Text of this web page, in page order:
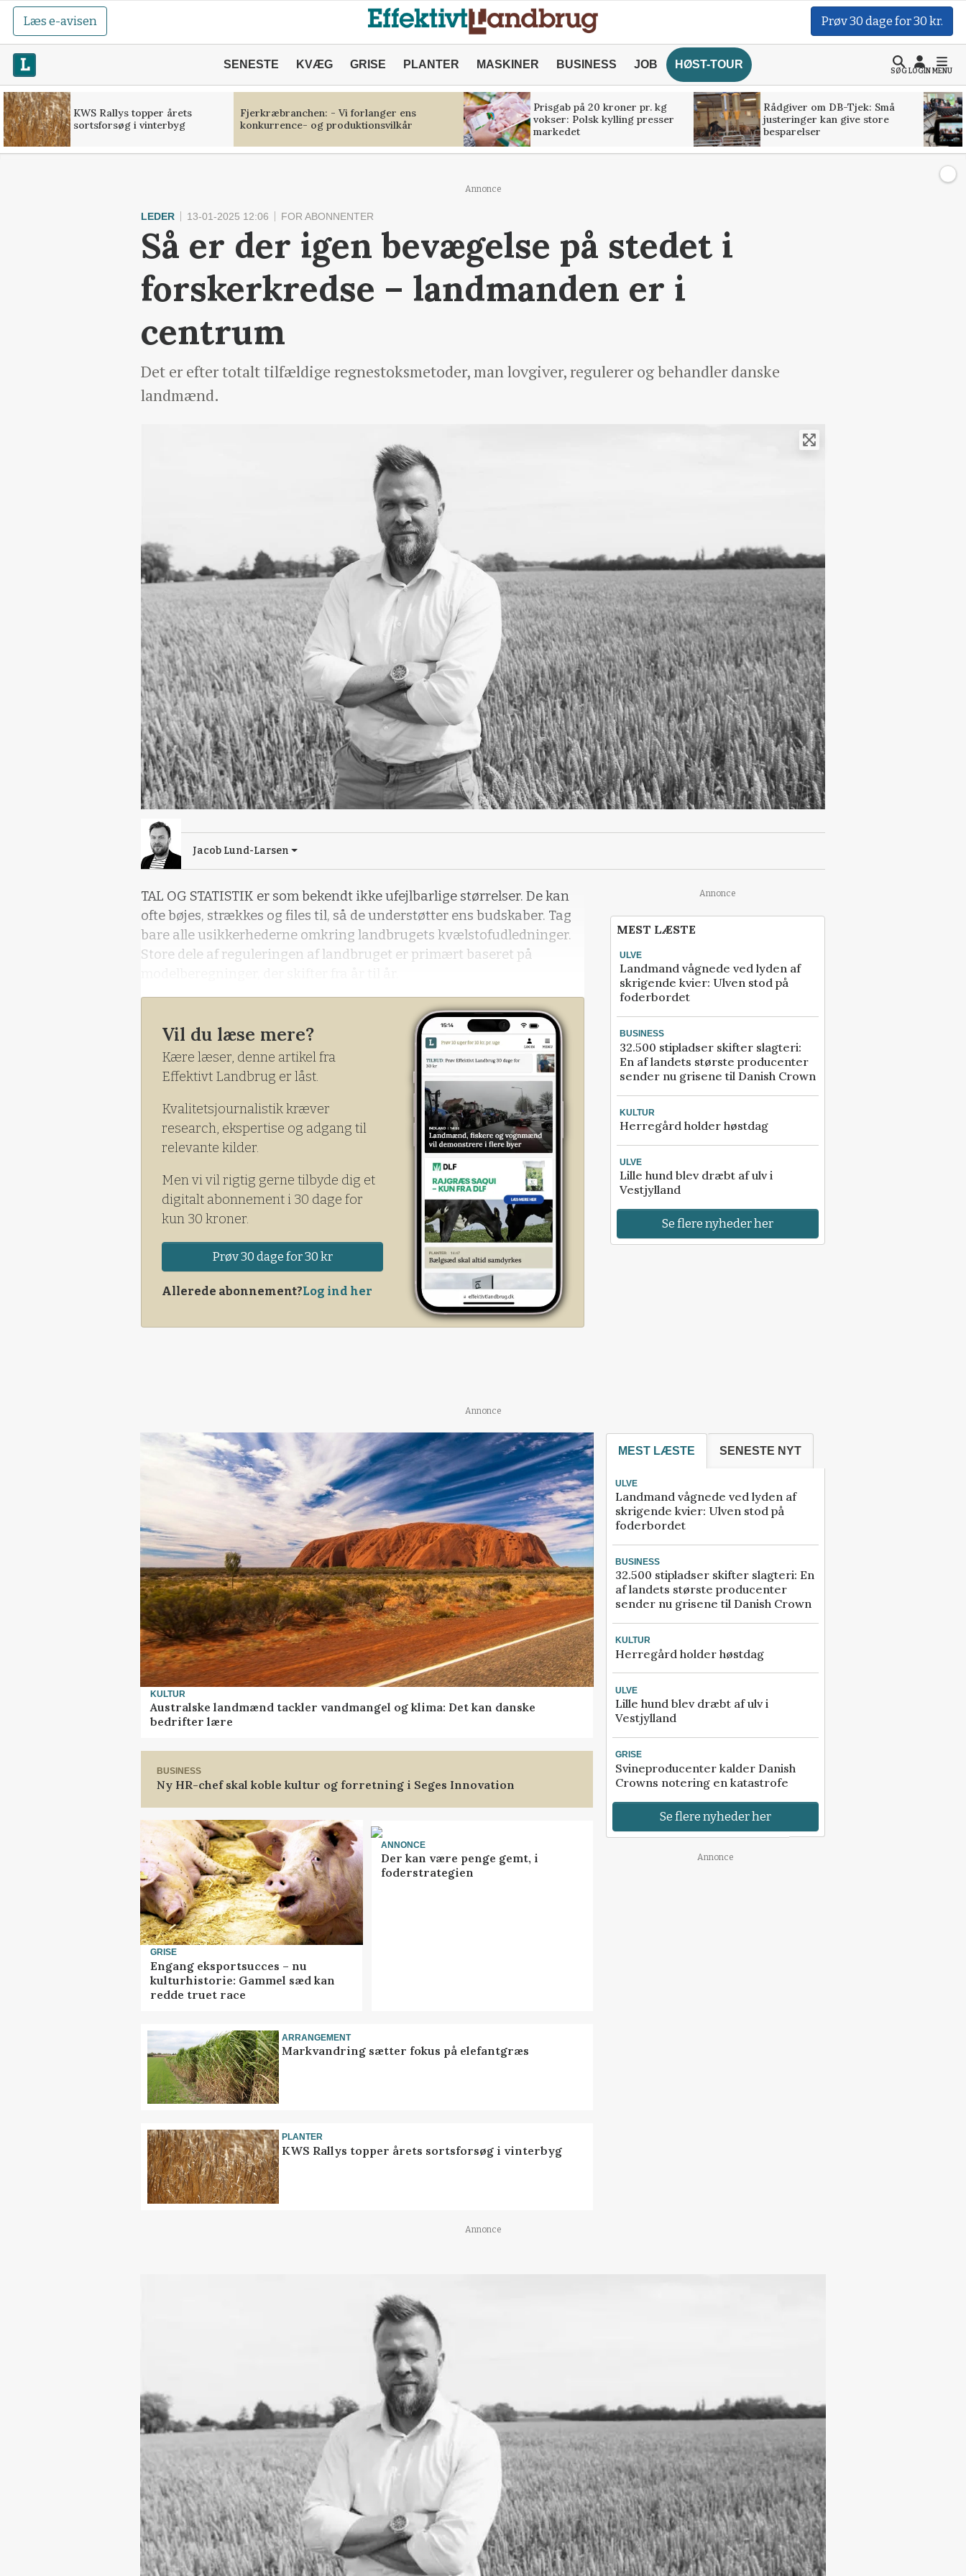
Læs e-avisen Prøv 30 dage for 30 kr.
SENESTE KVÆG GRISE PLANTER MASKINER BUSINESS JOB HØST-TOUR
SØGLOGINMENU
KWS Rallys topper årets
sortsforsøg i vinterbyg
Fjerkræbranchen: - Vi forlanger ens
konkurrence- og produktionsvilkår
Prisgab på 20 kroner pr. kg
vokser: Polsk kylling presser
markedet
Rådgiver om DB-Tjek: Små
justeringer kan give store
besparelser
Annonce
LEDER 13-01-2025 12:06 FOR ABONNENTER
Så er der igen bevægelse på stedet i
forskerkredse – landmanden er i
centrum
Det er efter totalt tilfældige regnestoksmetoder, man lovgiver, regulerer og behandler danske
landmænd.
Jacob Lund-Larsen
TAL OG STATISTIK er som bekendt ikke ufejlbarlige størrelser. De kan
ofte bøjes, strækkes og files til, så de understøtter ens budskaber. Tag
bare alle usikkerhederne omkring landbrugets kvælstofudledninger.
Store dele af reguleringen af landbruget er primært baseret på
Vil du læse mere?
Kære læser, denne artikel fra
Effektivt Landbrug er låst.
Kvalitetsjournalistik kræver
research, ekspertise og adgang til
relevante kilder.
Men vi vil rigtig gerne tilbyde dig et
digitalt abonnement i 30 dage for
kun 30 kroner.
Prøv 30 dage for 30 kr
Allerede abonnement?Log ind her
Annonce
MEST LÆSTE
ULVE
Landmand vågnede ved lyden af
skrigende kvier: Ulven stod på
foderbordet
BUSINESS
32.500 stipladser skifter slagteri:
En af landets største producenter
sender nu grisene til Danish Crown
KULTUR
Herregård holder høstdag
ULVE
Lille hund blev dræbt af ulv i
Vestjylland
Se flere nyheder her
Annonce
KULTUR
Australske landmænd tackler vandmangel og klima: Det kan danske
bedrifter lære
BUSINESS
Ny HR-chef skal koble kultur og forretning i Seges Innovation
GRISE
Engang eksportsucces – nu
kulturhistorie: Gammel sæd kan
redde truet race
ANNONCE
Der kan være penge gemt, i
foderstrategien
ARRANGEMENT
Markvandring sætter fokus på elefantgræs
PLANTER
KWS Rallys topper årets sortsforsøg i vinterbyg
MEST LÆSTE SENESTE NYT
ULVE
Landmand vågnede ved lyden af
skrigende kvier: Ulven stod på
foderbordet
BUSINESS
32.500 stipladser skifter slagteri: En
af landets største producenter
sender nu grisene til Danish Crown
KULTUR
Herregård holder høstdag
ULVE
Lille hund blev dræbt af ulv i
Vestjylland
GRISE
Svineproducenter kalder Danish
Crowns notering en katastrofe
Se flere nyheder her
Annonce
Annonce